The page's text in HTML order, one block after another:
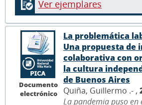
Ver ejemplares
Documento
electrónico
La problemática
Una propuesta de
colaborativa con
la cultura
de Buenos Aires
Quiña, Guillermo .- ,
La pandemia puso en